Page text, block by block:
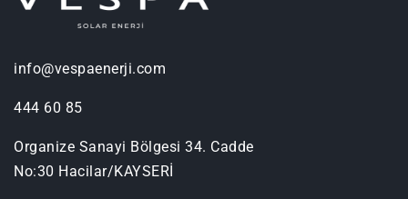
info@vespaenerji.com
444 60 85
Organize Sanayi Bölgesi 34. Cadde
No:30 Hacilar/KAYSERİ